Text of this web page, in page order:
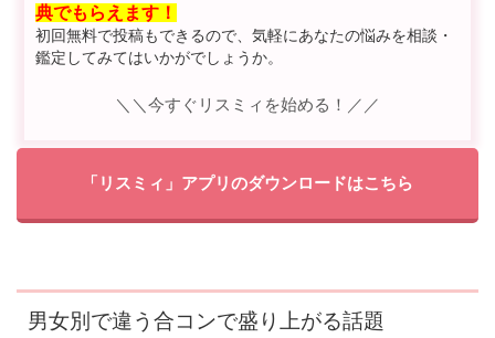
典でもらえます！
初回無料で投稿もできるので、気軽にあなたの悩みを相談・
鑑定してみてはいかがでしょうか。
＼＼今すぐリスミィを始める！／／
「リスミィ」アプリのダウンロードはこちら
男女別で違う合コンで盛り上がる話題